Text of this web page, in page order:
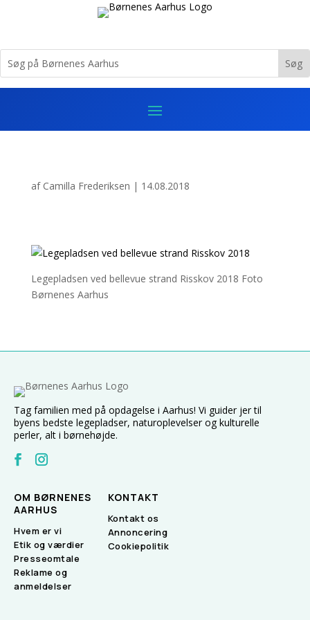
af Camilla Frederiksen | 14.08.2018
Legepladsen ved bellevue strand Risskov 2018 Foto
Børnenes Aarhus
Tag familien med på opdagelse i Aarhus! Vi guider jer til
byens bedste legepladser, naturoplevelser og kulturelle
perler, alt i børnehøjde.
OM BØRNENES
AARHUS
Hvem er vi
Etik og værdier
Presseomtale
Reklame og
anmeldelser
KONTAKT
Kontakt os
Annoncering
Cookiepolitik